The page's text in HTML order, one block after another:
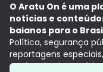
O Aratu On é uma
notícias e
baianos para o
Política, segurança
reportagens
Aqui, tudo vira